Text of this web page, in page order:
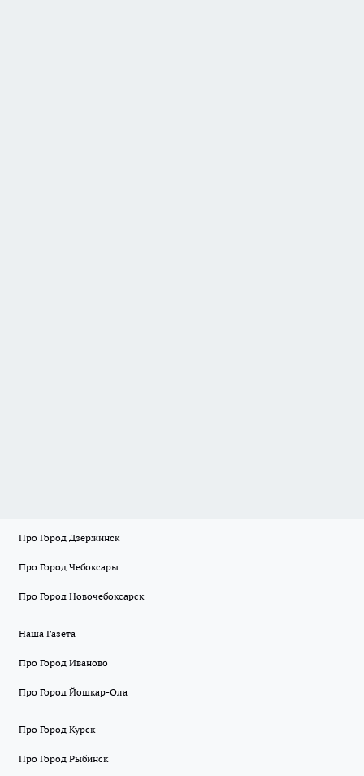
Про Город Дзержинск
Про Город Чебоксары
Про Город Новочебоксарск
Наша Газета
Про Город Иваново
Про Город Йошкар-Ола
Про Город Курск
Про Город Рыбинск